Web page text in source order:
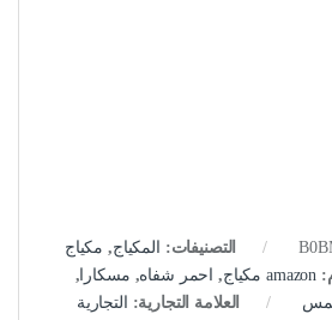
التصنيفات: المكياج, مكياج
amazon مكياج , احمر شفاه, مسكارا ,
العلامة التجارية:
التجارية